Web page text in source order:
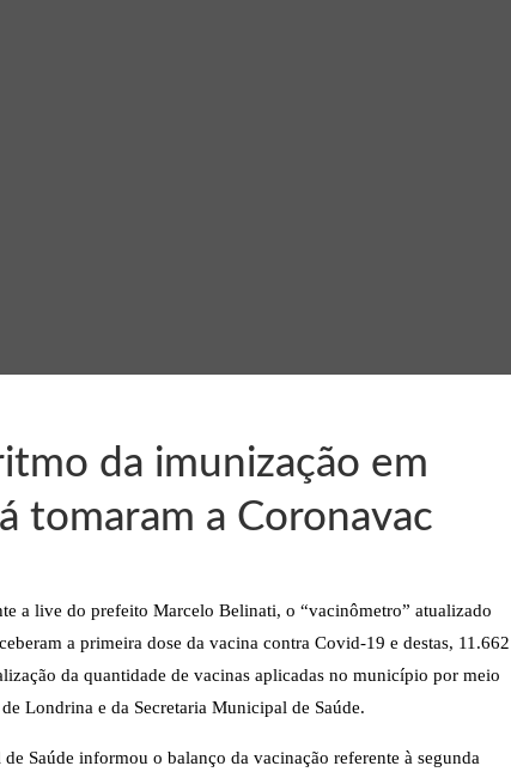
da imunização em
tomaram a Coronavac
a live do prefeito Marcelo Belinati, o “vacinômetro” atualizado
a primeira dose da vacina contra Covid-19 e destas, 11.662
da quantidade de vacinas aplicadas no município por meio
Londrina e da Secretaria Municipal de Saúde.
Saúde informou o balanço da vacinação referente à segunda